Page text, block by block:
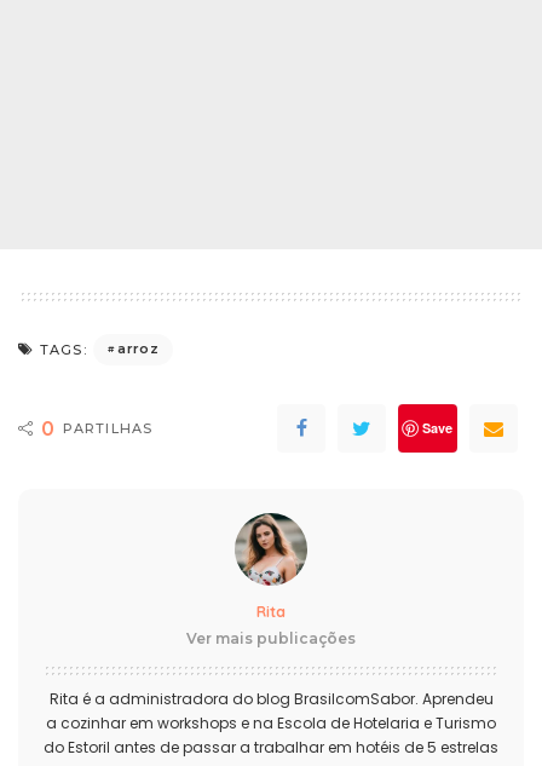
TAGS: arroz
0 PARTILHAS Save
Rita
Ver mais publicações
Rita é a administradora do blog BrasilcomSabor. Aprendeu
a cozinhar em workshops e na Escola de Hotelaria e Turismo
do Estoril antes de passar a trabalhar em hotéis de 5 estrelas